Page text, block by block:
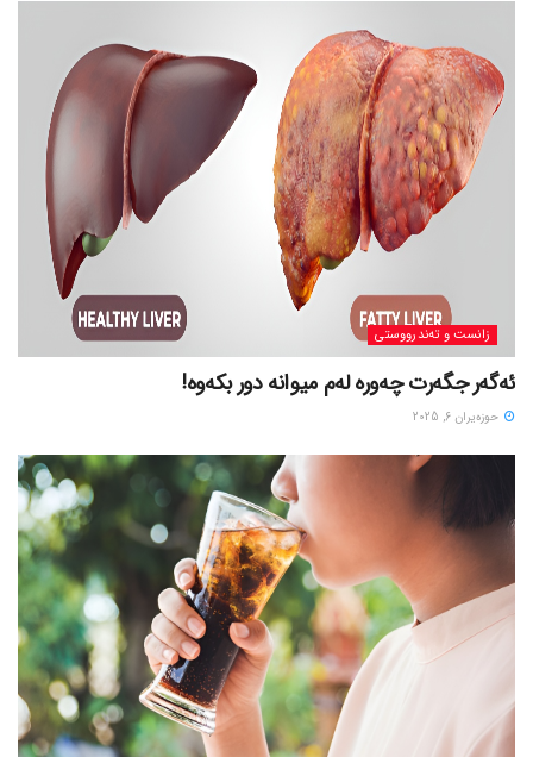
زانست و تەندرووستی
ئەگەر جگەرت چەورە لەم میوانە دور بکەوە!
حوزه‌یران 6, 2025